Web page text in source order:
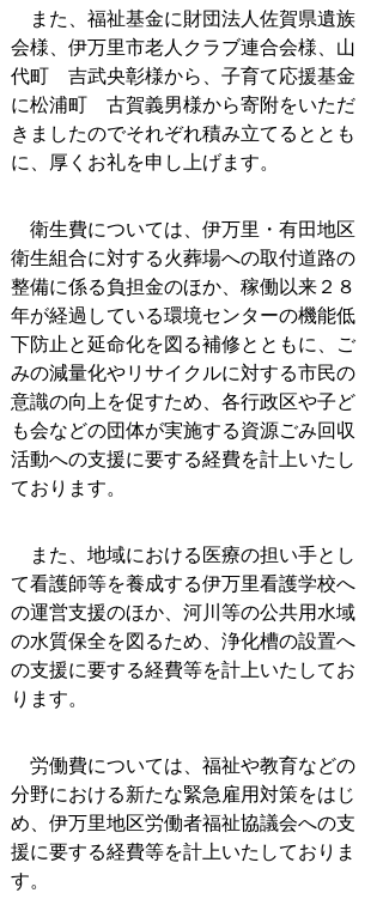
また、福祉基金に財団法人佐賀県遺族
会様、伊万里市老人クラブ連合会様、山
代町 吉武央彰様から、子育て応援基金
に松浦町 古賀義男様から寄附をいただ
きましたのでそれぞれ積み立てるととも
に、厚くお礼を申し上げます。
衛生費については、伊万里・有田地区
衛生組合に対する火葬場への取付道路の
整備に係る負担金のほか、稼働以来２８
年が経過している環境センターの機能低
下防止と延命化を図る補修とともに、ご
みの減量化やリサイクルに対する市民の
意識の向上を促すため、各行政区や子ど
も会などの団体が実施する資源ごみ回収
活動への支援に要する経費を計上いたし
ております。
また、地域における医療の担い手とし
て看護師等を養成する伊万里看護学校へ
の運営支援のほか、河川等の公共用水域
の水質保全を図るため、浄化槽の設置へ
の支援に要する経費等を計上いたしてお
ります。
労働費については、福祉や教育などの
分野における新たな緊急雇用対策をはじ
め、伊万里地区労働者福祉協議会への支
援に要する経費等を計上いたしておりま
す。